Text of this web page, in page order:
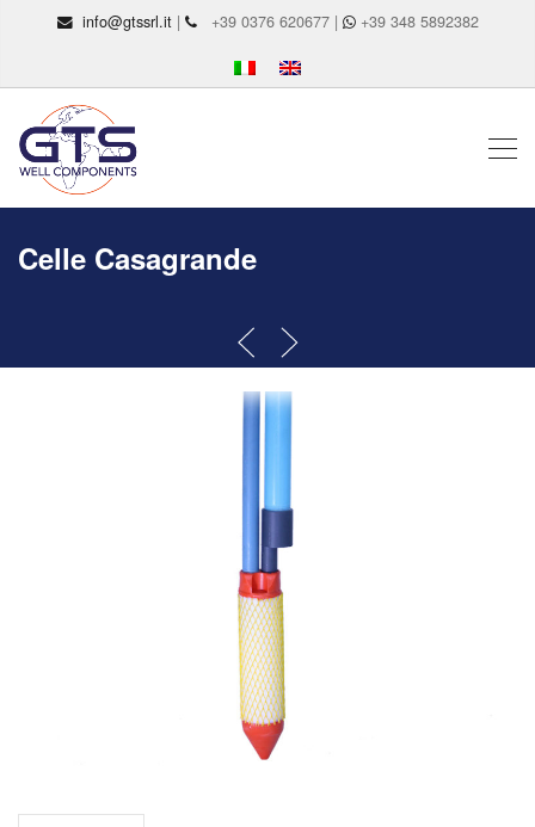
info@gtssrl.it| +39 0376 620677 | +39 348 5892382
Celle Casagrande